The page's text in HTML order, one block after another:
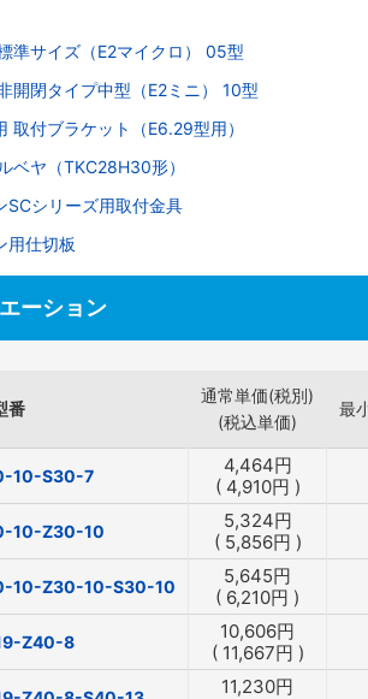
準サイズ（E2マイクロ） 05型
開閉タイプ中型（E2ミニ） 10型
取付ブラケット（E6.29型用）
ベヤ（TKC28H30形）
SCシリーズ用取付金具
用仕切板
ーション
番
通常単価(税別)
(税込単価)
最
10-S30-7 4,464円
( 4,910円 )
10-Z30-10 5,324円
( 5,856円 )
10-Z30-10-S30-10 5,645円
( 6,210円 )
Z40-8 10,606円
( 11,667円 )
11,230円